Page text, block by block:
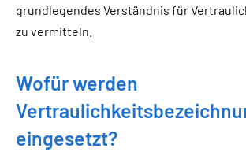
grundlegendes Verständnis für
zu vermitteln.
Wofür werden
eingesetzt?